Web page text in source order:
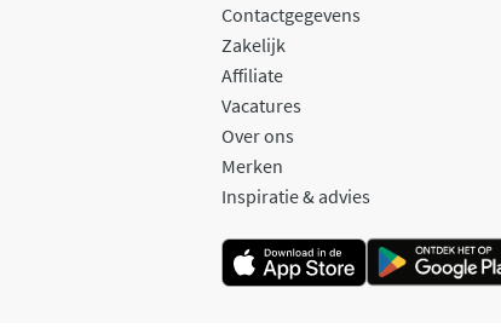
Contactgegevens
Zakelijk
Affiliate
Vacatures
Over ons
Merken
Inspiratie & advies